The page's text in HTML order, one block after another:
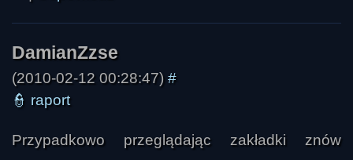
(2010-02-12 00:28:47) #
👮 raport
Przypadkowo przeglądając zakładki znów